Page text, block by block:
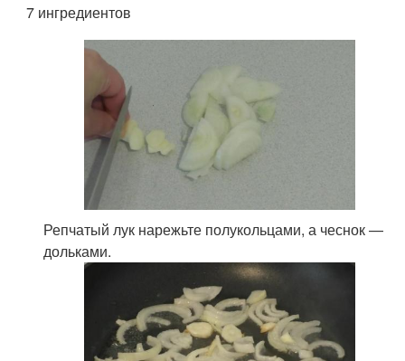
7 ингредиентов
Репчатый лук нарежьте полукольцами, а чеснок —
дольками.